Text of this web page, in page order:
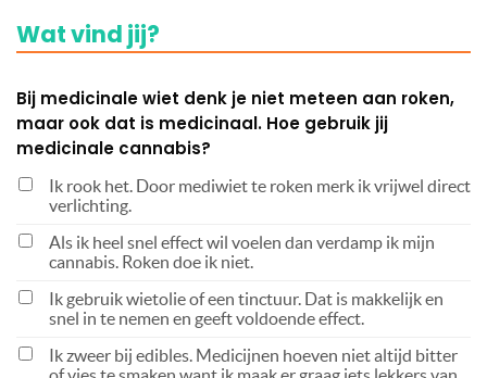
Wat vind jij?
Bij medicinale wiet denk je niet meteen aan roken,
maar ook dat is medicinaal. Hoe gebruik jij
medicinale cannabis?
Ik rook het. Door mediwiet te roken merk ik vrijwel direct
verlichting.
Als ik heel snel effect wil voelen dan verdamp ik mijn
cannabis. Roken doe ik niet.
Ik gebruik wietolie of een tinctuur. Dat is makkelijk en
snel in te nemen en geeft voldoende effect.
Ik zweer bij edibles. Medicijnen hoeven niet altijd bitter